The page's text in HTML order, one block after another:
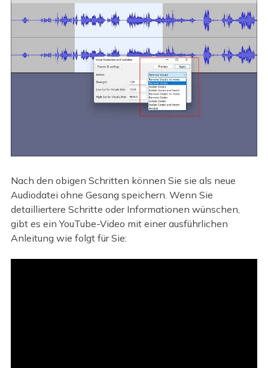
Nach den obigen Schritten können Sie sie als neue
Audiodatei ohne Gesang speichern. Wenn Sie
detailliertere Schritte oder Informationen wünschen,
gibt es ein YouTube-Video mit einer ausführlichen
Anleitung wie folgt für Sie: